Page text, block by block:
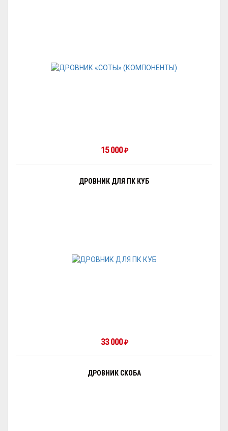
15 000₽
ДРОВНИК ДЛЯ ПК КУБ
33 000₽
ДРОВНИК СКОБА